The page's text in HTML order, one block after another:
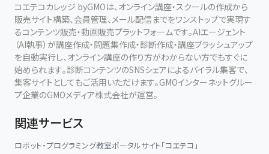
コエテコカレッジ byGMOは、オンライン講座・スクールの作成から
販売サイト構築、会員管理、メール配信までをワンストップで実現す
るコンテンツ販売・動画販売プラットフォームです。AIエージェント
（AI執事）が講座作成・問題集作成・診断作成・講座ブラッシュアップ
を自動実行し、オンライン講座の作り方がわからない方でもすぐに
始められます。診断コンテンツのSNSシェアによるバイラル集客で、
集客サイトとしてもご活用いただけます。GMOインターネットグルー
プ企業のGMOメディア株式会社が運営。
関連サービス
ロボット・プログラミング教室ポータルサイト「コエテコ」